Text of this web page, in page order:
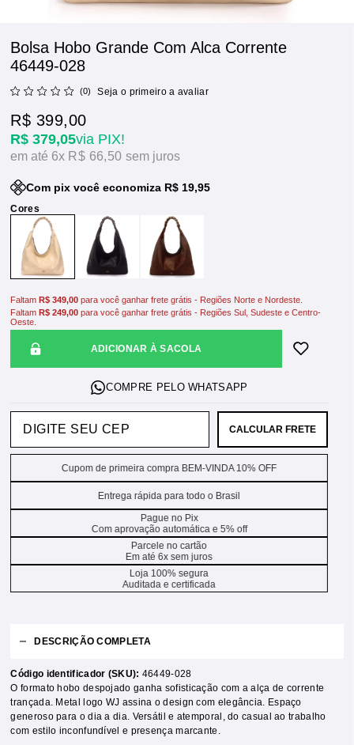
Bolsa Hobo Grande Com Alca Corrente
46449-028
(0) Seja o primeiro a avaliar
R$ 379,05via PIX!
R$ 399,00
6x R$ 66,50sem juros
Com pix você economiza R$ 19,95
ADICIONAR À SACOLA
FaltamR$ 349,00 para você ganhar frete grátis - Regiões Norte e Nordeste.
FaltamR$ 249,00 para você ganhar frete grátis - Regiões Sul, Sudeste e Centro-
Oeste.
CALCULAR FRETE
Cupom de primeira compra BEM-VINDA 10% OFF
Entrega rápida para todo o Brasil
Pague no Pix
Com aprovação automática e 5% off
Parcele no cartão
Em até 6x sem juros
Loja 100% segura
Auditada e certificada
DESCRIÇÃO COMPLETA
Código identificador (SKU): 46449-028
O formato hobo despojado ganha sofisticação com a alça de corrente
trançada. Metal logo WJ assina o design com elegância. Espaço
generoso para o dia a dia. Versátil e atemporal, do casual ao trabalho
com estilo inconfundível e presença marcante.